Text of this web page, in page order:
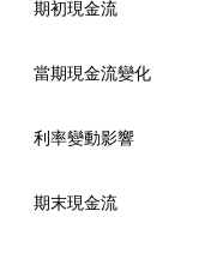
期初現金流
當期現金流變化
利率變動影響
期末現金流